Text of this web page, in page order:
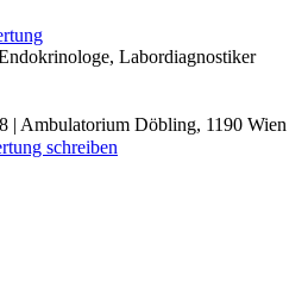
Labordiagnostiker
| Ambulatorium Döbling, 1190 Wien
schreiben